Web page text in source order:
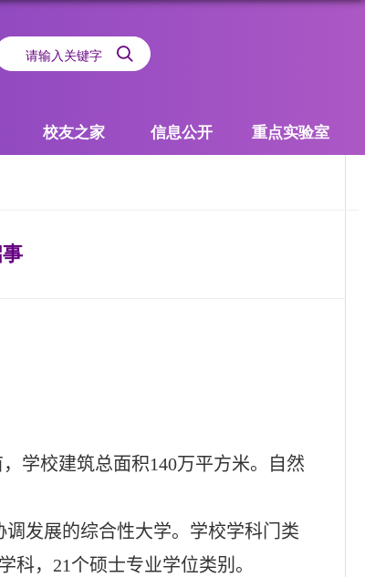
校友之家 信息公开 重点实验室
，学校建筑总面积140万平方米。自然
发展的综合性大学。学校学科门类
科， 21个硕士专业学位类别。